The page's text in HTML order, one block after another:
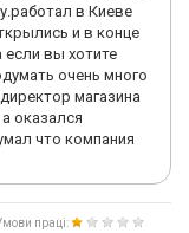
в Киеве
и в конце
если вы хотите
очень много
магазина
оказался
что компания
праці: